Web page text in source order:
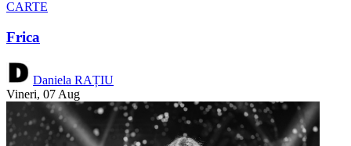
CARTE
Frica
Daniela RAȚIU
Vineri, 07 Aug